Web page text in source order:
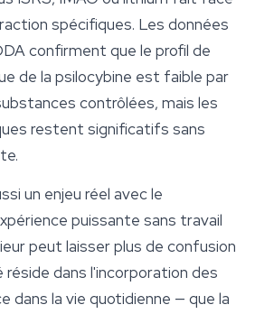
spécifiques. Les données
confirment que le profil de
de la psilocybine est faible par
contrôlées, mais les
restent significatifs sans
un enjeu réel avec le
puissante sans travail
peut laisser plus de confusion
réside dans l'incorporation des
dans la vie quotidienne — que la